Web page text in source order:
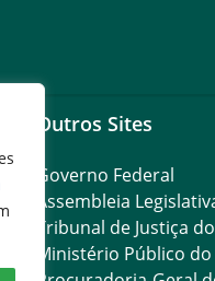
Outros Sites
Governo Federal
Assembleia
Tribunal de Justiça
Ministério Público